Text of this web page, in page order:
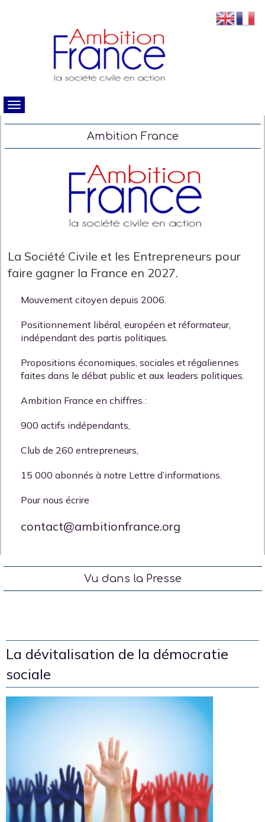
Ambition France
La Société Civile et les Entrepreneurs pour
faire gagner la France en 2027.
Mouvement citoyen depuis 2006.
Positionnement libéral, européen et réformateur,
indépendant des partis politiques.
Propositions économiques, sociales et régaliennes
faites dans le débat public et aux leaders politiques.
Ambition France en chiffres :
900 actifs indépendants,
Club de 260 entrepreneurs,
15 000 abonnés à notre Lettre d’informations.
Pour nous écrire
contact@ambitionfrance.org
Vu dans la Presse
La dévitalisation de la démocratie
sociale